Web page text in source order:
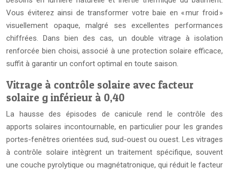
Vous éviterez ainsi de transformer votre baie en « mur froid »
visuellement opaque, malgré ses excellentes performances
chiffrées. Dans bien des cas, un double vitrage à isolation
renforcée bien choisi, associé à une protection solaire efficace,
suffit à garantir un confort optimal en toute saison.
Vitrage à contrôle solaire avec facteur
solaire g inférieur à 0,40
La hausse des épisodes de canicule rend le contrôle des
apports solaires incontournable, en particulier pour les grandes
portes-fenêtres orientées sud, sud-ouest ou ouest. Les vitrages
à contrôle solaire intègrent un traitement spécifique, souvent
une couche pyrolytique ou magnétatronique, qui réduit le facteur